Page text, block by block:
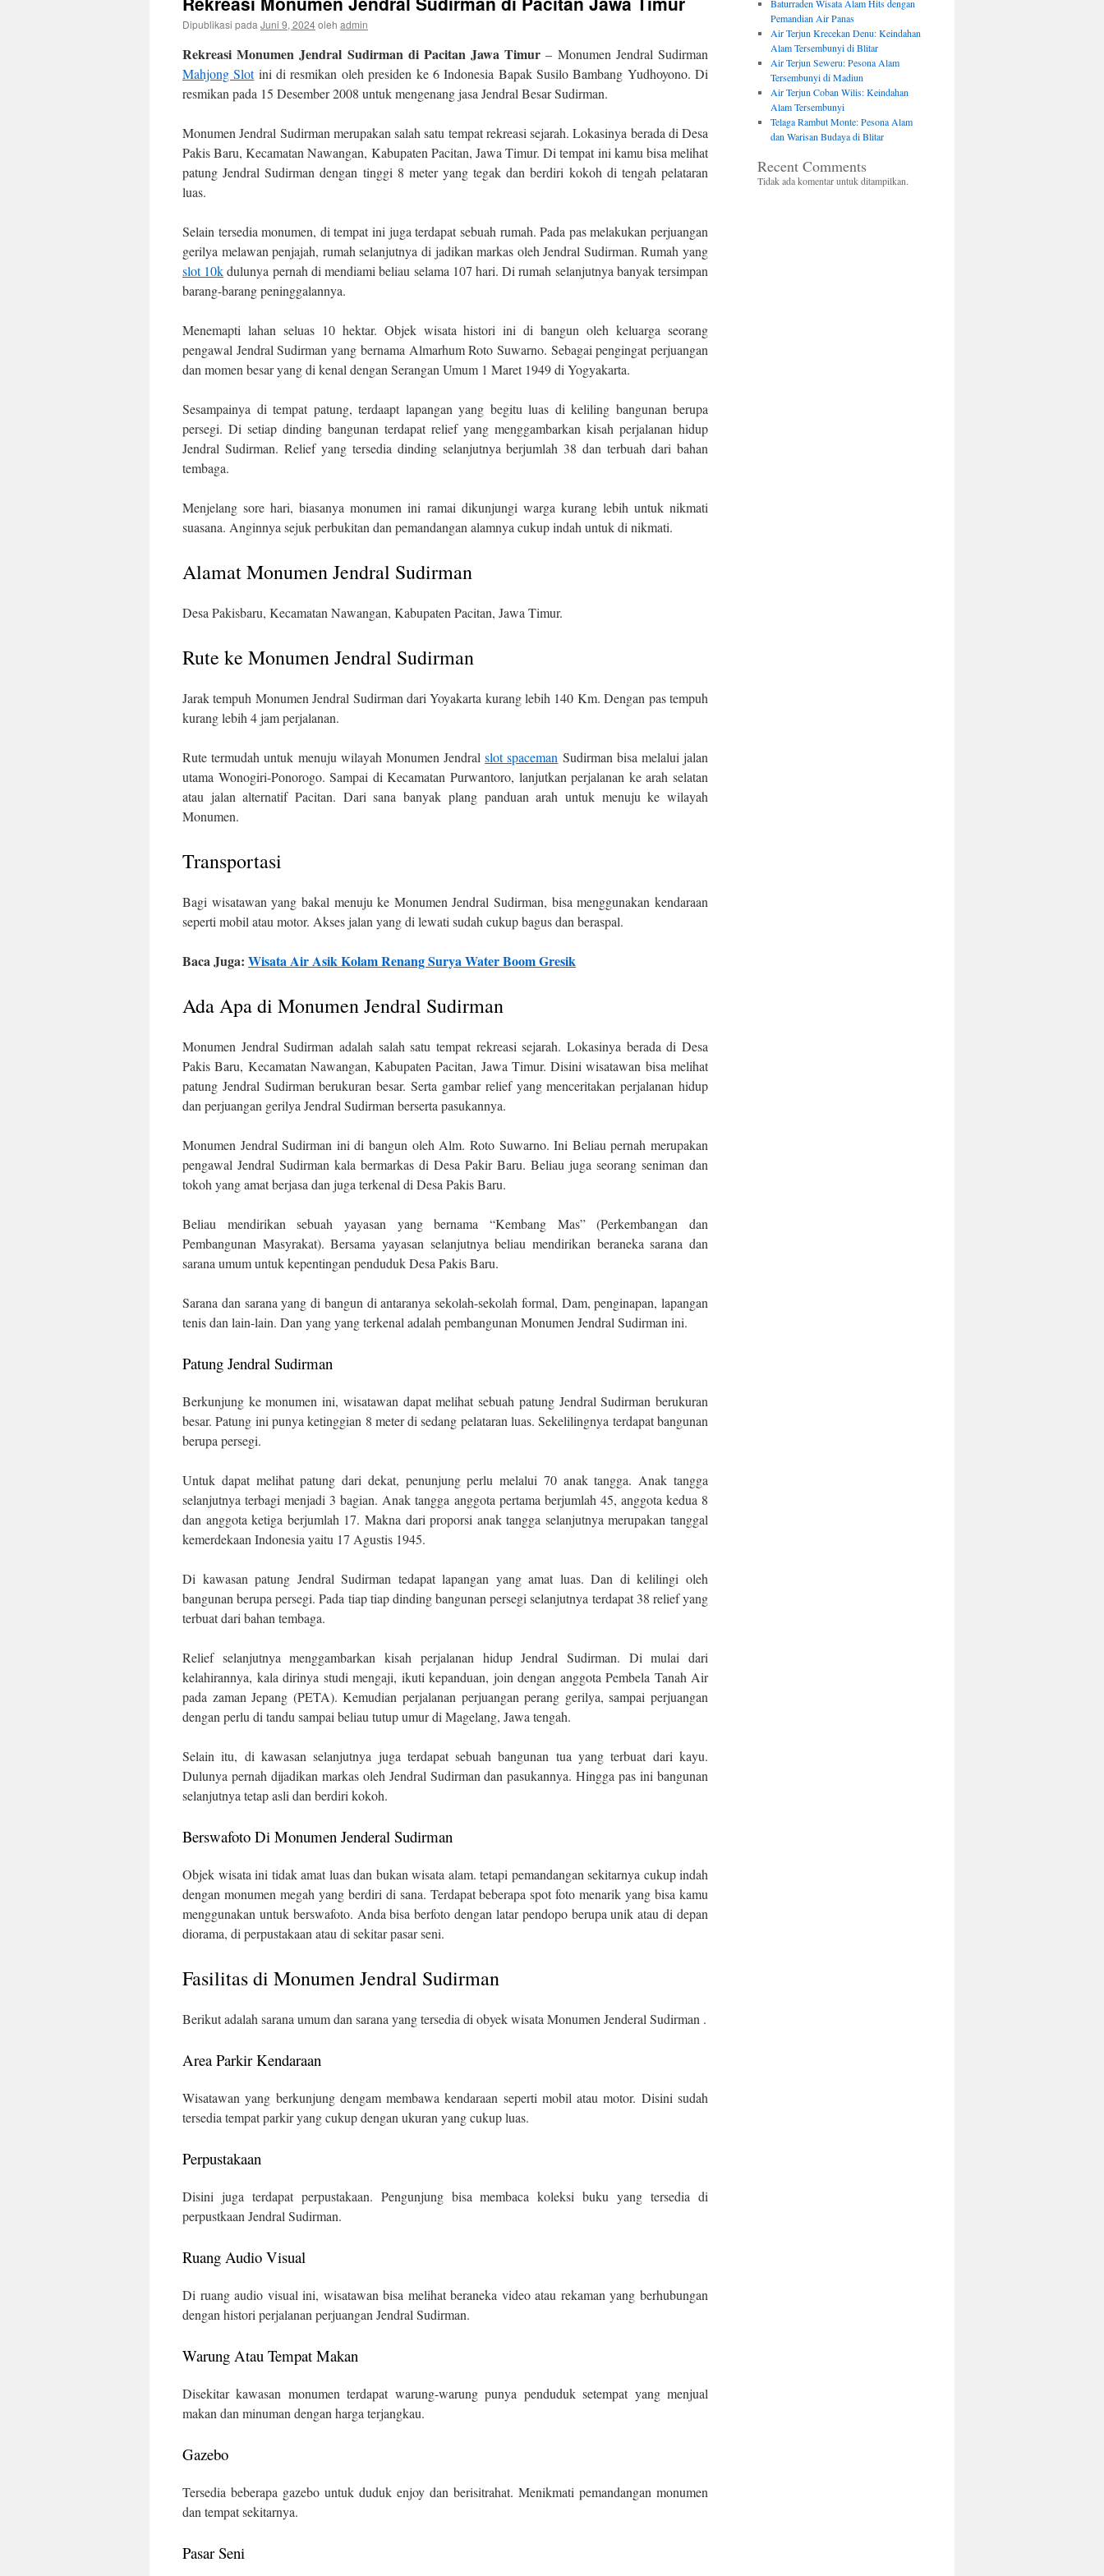
Dipublikasi pada Juni 9, 2024oleh admin
Rekreasi Monumen Jendral Sudirman di Pacitan Jawa Timur – Monumen Jendral Sudirman
Mahjong Slotini di resmikan oleh presiden ke 6 Indonesia Bapak Susilo Bambang Yudhoyono. Di
resmikan pada 15 Desember 2008 untuk mengenang jasa Jendral Besar Sudirman.
Monumen Jendral Sudirman merupakan salah satu tempat rekreasi sejarah. Lokasinya berada di Desa
Pakis Baru, Kecamatan Nawangan, Kabupaten Pacitan, Jawa Timur. Di tempat ini kamu bisa melihat
patung Jendral Sudirman dengan tinggi 8 meter yang tegak dan berdiri kokoh di tengah pelataran
luas.
Selain tersedia monumen, di tempat ini juga terdapat sebuah rumah. Pada pas melakukan perjuangan
gerilya melawan penjajah, rumah selanjutnya di jadikan markas oleh Jendral Sudirman. Rumah yang
slot 10kdulunya pernah di mendiami beliau selama 107 hari. Di rumah selanjutnya banyak tersimpan
barang-barang peninggalannya.
Menemapti lahan seluas 10 hektar. Objek wisata histori ini di bangun oleh keluarga seorang
pengawal Jendral Sudirman yang bernama Almarhum Roto Suwarno. Sebagai pengingat perjuangan
dan momen besar yang di kenal dengan Serangan Umum 1 Maret 1949 di Yogyakarta.
Sesampainya di tempat patung, terdaapt lapangan yang begitu luas di keliling bangunan berupa
persegi. Di setiap dinding bangunan terdapat relief yang menggambarkan kisah perjalanan hidup
Jendral Sudirman. Relief yang tersedia dinding selanjutnya berjumlah 38 dan terbuah dari bahan
tembaga.
Menjelang sore hari, biasanya monumen ini ramai dikunjungi warga kurang lebih untuk nikmati
suasana. Anginnya sejuk perbukitan dan pemandangan alamnya cukup indah untuk di nikmati.
Alamat Monumen Jendral Sudirman
Desa Pakisbaru, Kecamatan Nawangan, Kabupaten Pacitan, Jawa Timur.
Rute ke Monumen Jendral Sudirman
Jarak tempuh Monumen Jendral Sudirman dari Yoyakarta kurang lebih 140 Km. Dengan pas tempuh
kurang lebih 4 jam perjalanan.
Rute termudah untuk menuju wilayah Monumen Jendralslot spaceman Sudirman bisa melalui jalan
utama Wonogiri-Ponorogo. Sampai di Kecamatan Purwantoro, lanjutkan perjalanan ke arah selatan
atau jalan alternatif Pacitan. Dari sana banyak plang panduan arah untuk menuju ke wilayah
Monumen.
Transportasi
Bagi wisatawan yang bakal menuju ke Monumen Jendral Sudirman, bisa menggunakan kendaraan
seperti mobil atau motor. Akses jalan yang di lewati sudah cukup bagus dan beraspal.
Baca Juga: Wisata Air Asik Kolam Renang Surya Water Boom Gresik
Ada Apa di Monumen Jendral Sudirman
Monumen Jendral Sudirman adalah salah satu tempat rekreasi sejarah. Lokasinya berada di Desa
Pakis Baru, Kecamatan Nawangan, Kabupaten Pacitan, Jawa Timur. Disini wisatawan bisa melihat
patung Jendral Sudirman berukuran besar. Serta gambar relief yang menceritakan perjalanan hidup
dan perjuangan gerilya Jendral Sudirman berserta pasukannya.
Monumen Jendral Sudirman ini di bangun oleh Alm. Roto Suwarno. Ini Beliau pernah merupakan
pengawal Jendral Sudirman kala bermarkas di Desa Pakir Baru. Beliau juga seorang seniman dan
tokoh yang amat berjasa dan juga terkenal di Desa Pakis Baru.
Beliau mendirikan sebuah yayasan yang bernama “Kembang Mas” (Perkembangan dan
Pembangunan Masyrakat). Bersama yayasan selanjutnya beliau mendirikan beraneka sarana dan
sarana umum untuk kepentingan penduduk Desa Pakis Baru.
Sarana dan sarana yang di bangun di antaranya sekolah-sekolah formal, Dam, penginapan, lapangan
tenis dan lain-lain. Dan yang yang terkenal adalah pembangunan Monumen Jendral Sudirman ini.
Patung Jendral Sudirman
Berkunjung ke monumen ini, wisatawan dapat melihat sebuah patung Jendral Sudirman berukuran
besar. Patung ini punya ketinggian 8 meter di sedang pelataran luas. Sekelilingnya terdapat bangunan
berupa persegi.
Untuk dapat melihat patung dari dekat, penunjung perlu melalui 70 anak tangga. Anak tangga
selanjutnya terbagi menjadi 3 bagian. Anak tangga anggota pertama berjumlah 45, anggota kedua 8
dan anggota ketiga berjumlah 17. Makna dari proporsi anak tangga selanjutnya merupakan tanggal
kemerdekaan Indonesia yaitu 17 Agustis 1945.
Di kawasan patung Jendral Sudirman tedapat lapangan yang amat luas. Dan di kelilingi oleh
bangunan berupa persegi. Pada tiap tiap dinding bangunan persegi selanjutnya terdapat 38 relief yang
terbuat dari bahan tembaga.
Relief selanjutnya menggambarkan kisah perjalanan hidup Jendral Sudirman. Di mulai dari
kelahirannya, kala dirinya studi mengaji, ikuti kepanduan, join dengan anggota Pembela Tanah Air
pada zaman Jepang (PETA). Kemudian perjalanan perjuangan perang gerilya, sampai perjuangan
dengan perlu di tandu sampai beliau tutup umur di Magelang, Jawa tengah.
Selain itu, di kawasan selanjutnya juga terdapat sebuah bangunan tua yang terbuat dari kayu.
Dulunya pernah dijadikan markas oleh Jendral Sudirman dan pasukannya. Hingga pas ini bangunan
selanjutnya tetap asli dan berdiri kokoh.
Berswafoto Di Monumen Jenderal Sudirman
Objek wisata ini tidak amat luas dan bukan wisata alam. tetapi pemandangan sekitarnya cukup indah
dengan monumen megah yang berdiri di sana. Terdapat beberapa spot foto menarik yang bisa kamu
menggunakan untuk berswafoto. Anda bisa berfoto dengan latar pendopo berupa unik atau di depan
diorama, di perpustakaan atau di sekitar pasar seni.
Fasilitas di Monumen Jendral Sudirman
Berikut adalah sarana umum dan sarana yang tersedia di obyek wisata Monumen Jenderal Sudirman .
Area Parkir Kendaraan
Wisatawan yang berkunjung dengam membawa kendaraan seperti mobil atau motor. Disini sudah
tersedia tempat parkir yang cukup dengan ukuran yang cukup luas.
Perpustakaan
Disini juga terdapat perpustakaan. Pengunjung bisa membaca koleksi buku yang tersedia di
perpustkaan Jendral Sudirman.
Ruang Audio Visual
Di ruang audio visual ini, wisatawan bisa melihat beraneka video atau rekaman yang berhubungan
dengan histori perjalanan perjuangan Jendral Sudirman.
Warung Atau Tempat Makan
Disekitar kawasan monumen terdapat warung-warung punya penduduk setempat yang menjual
makan dan minuman dengan harga terjangkau.
Gazebo
Tersedia beberapa gazebo untuk duduk enjoy dan berisitrahat. Menikmati pemandangan monumen
dan tempat sekitarnya.
Pasar Seni
Baturraden Wisata Alam Hits dengan
Pemandian Air Panas
Air Terjun Krecekan Denu: Keindahan
Alam Tersembunyi di Blitar
Air Terjun Seweru: Pesona Alam
Tersembunyi di Madiun
Air Terjun Coban Wilis: Keindahan
Alam Tersembunyi
Telaga Rambut Monte: Pesona Alam
dan Warisan Budaya di Blitar
Recent Comments
Tidak ada komentar untuk ditampilkan.